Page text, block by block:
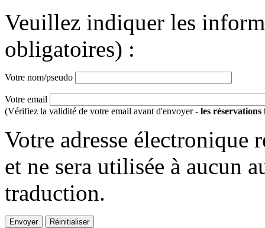
Veuillez indiquer les
obligatoires) :
Votre nom/pseudo
Votre email
(Vérifiez la validité de votre email avant d'envoyer - les réservations
Votre adresse électronique
et ne sera utilisée à aucun
traduction.